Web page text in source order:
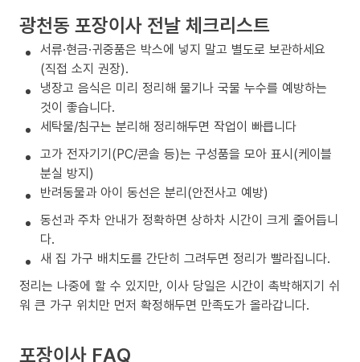
광천동 포장이사 전날 체크리스트
서류·현금·귀중품은 박스에 넣지 말고 별도로 보관하세요
(직접 소지 권장).
냉장고 음식은 미리 정리해 물기나 국물 누수를 예방하는
것이 좋습니다.
세탁물/침구는 분리해 정리해두면 작업이 빠릅니다
고가 전자기기(PC/콘솔 등)는 구성품을 모아 표시(케이블
분실 방지)
반려동물과 아이 동선은 분리(안전사고 예방)
동선과 주차 안내가 정확하면 상하차 시간이 크게 줄어듭니
다.
새 집 가구 배치도를 간단히 그려두면 정리가 빨라집니다.
정리는 나중에 할 수 있지만, 이사 당일은 시간이 촉박해지기 쉬
워 큰 가구 위치만 먼저 확정해두면 만족도가 올라갑니다.
포장이사 FAQ